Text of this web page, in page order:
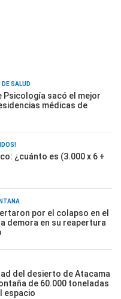
SALUD
Psicología sacó el mejor
médicas de
¿cuánto es (3.000 x 6 +
por el colapso en el
demora en su reapertura
del desierto de Atacama
de 60.000 toneladas
espacio